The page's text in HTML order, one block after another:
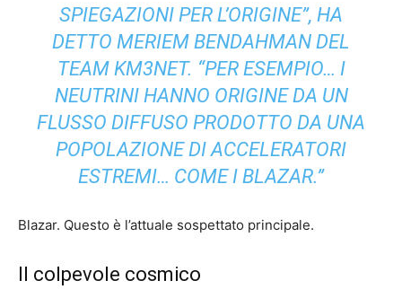
SPIEGAZIONI PER L’ORIGINE”, HA
DETTO MERIEM BENDAHMAN DEL
TEAM KM3NET. “PER ESEMPIO… I
NEUTRINI HANNO ORIGINE DA UN
FLUSSO DIFFUSO PRODOTTO DA UNA
POPOLAZIONE DI ACCELERATORI
ESTREMI… COME I BLAZAR.”
Blazar. Questo è l’attuale sospettato principale.
Il colpevole cosmico